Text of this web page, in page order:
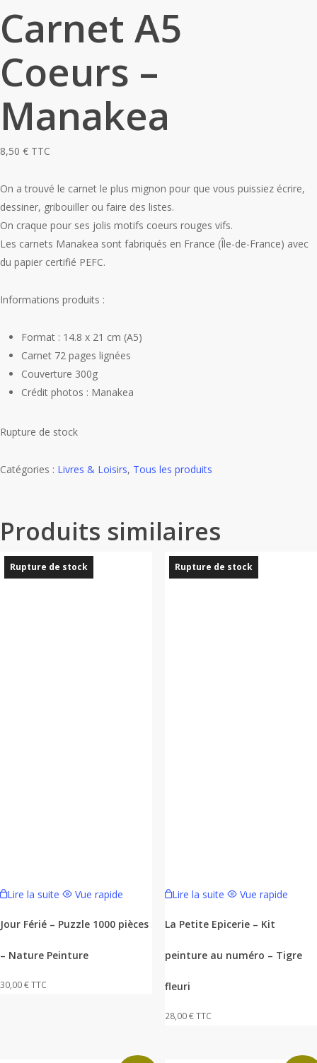
Carnet A5
Coeurs –
Manakea
8,50 € TTC
On a trouvé le carnet le plus mignon pour que vous puissiez écrire,
dessiner, gribouiller ou faire des listes.
On craque pour ses jolis motifs coeurs rouges vifs.
Les carnets Manakea sont fabriqués en France (Île-de-France) avec
du papier certifié PEFC.
Informations produits :
Format : 14.8 x 21 cm (A5)
Carnet 72 pages lignées
Couverture 300g
Crédit photos : Manakea
Rupture de stock
Catégories : Livres & Loisirs, Tous les produits
Produits similaires
Rupture de stock
Lire la suite Vue rapide
Jour Férié – Puzzle 1000 pièces
– Nature Peinture
30,00€TTC
Rupture de stock
Lire la suite Vue rapide
La Petite Epicerie – Kit
peinture au numéro – Tigre
fleuri
28,00€TTC